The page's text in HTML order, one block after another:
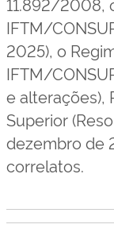
IFTM/
2025), o
IFTM/
e alterações),
Superior
dezembro de
correlatos.